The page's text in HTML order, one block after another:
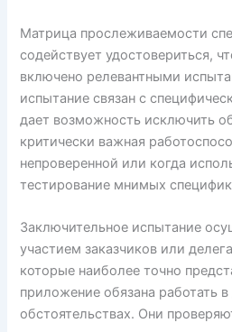
Матрица прослеживаемости
содействует удостовериться,
включено релевантными
испытание связан с
дает возможность исключить
критически важная
непроверенной или когда
тестирование мнимых
Заключительное испытание
участием заказчиков или
которые наиболее точно
приложение обязана работать
обстоятельствах. Они